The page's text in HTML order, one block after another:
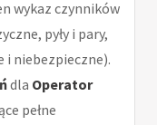
wykaz czynników
pyły i pary,
i niebezpieczne).
dla Operator
pełne